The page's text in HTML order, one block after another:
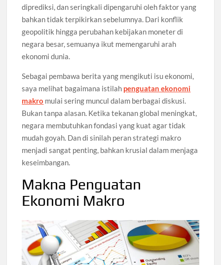
diprediksi, dan seringkali dipengaruhi oleh faktor yang
bahkan tidak terpikirkan sebelumnya. Dari konflik
geopolitik hingga perubahan kebijakan moneter di
negara besar, semuanya ikut memengaruhi arah
ekonomi dunia.
Sebagai pembawa berita yang mengikuti isu ekonomi,
saya melihat bagaimana istilah penguatan ekonomi
makro mulai sering muncul dalam berbagai diskusi.
Bukan tanpa alasan. Ketika tekanan global meningkat,
negara membutuhkan fondasi yang kuat agar tidak
mudah goyah. Dan di sinilah peran strategi makro
menjadi sangat penting, bahkan krusial dalam menjaga
keseimbangan.
Makna Penguatan
Ekonomi Makro